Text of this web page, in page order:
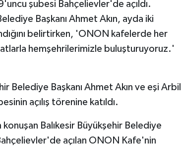
şubesi Bahçelievler'de açıldı.
Başkanı Ahmet Akın, ayda iki
belirtirken, 'ONON kafelerde her
hemşehrilerimizle buluşturuyoruz.'
Belediye Başkanı Ahmet Akın ve eşi Arbil
açılış törenine katıldı.
konuşan Balıkesir Büyükşehir Belediye
açılan ONON Kafe'nin